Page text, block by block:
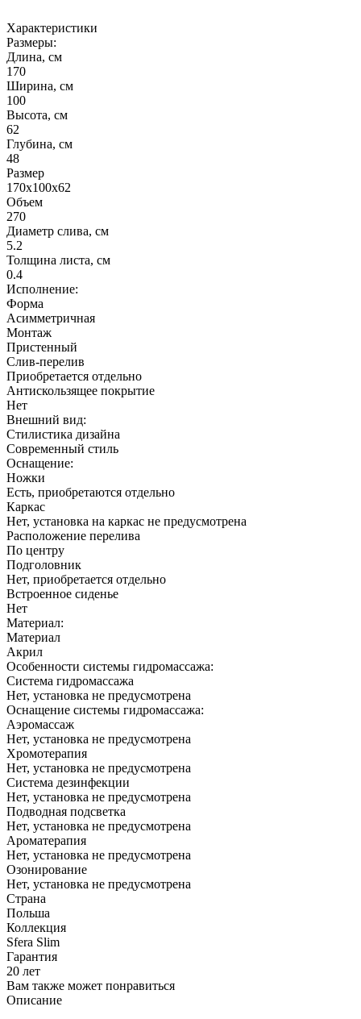
Характеристики
Размеры:
Длина, см
170
Ширина, см
100
Высота, см
62
Глубина, см
48
Размер
170х100х62
Объем
270
Диаметр слива, см
5.2
Толщина листа, см
0.4
Исполнение:
Форма
Асимметричная
Монтаж
Пристенный
Слив-перелив
Приобретается отдельно
Антискользящее покрытие
Нет
Внешний вид:
Стилистика дизайна
Современный стиль
Оснащение:
Ножки
Есть, приобретаются отдельно
Каркас
Нет, установка на каркас не предусмотрена
Расположение перелива
По центру
Подголовник
Нет, приобретается отдельно
Встроенное сиденье
Нет
Материал:
Материал
Акрил
Особенности системы гидромассажа:
Система гидромассажа
Нет, установка не предусмотрена
Оснащение системы гидромассажа:
Аэромассаж
Нет, установка не предусмотрена
Хромотерапия
Нет, установка не предусмотрена
Система дезинфекции
Нет, установка не предусмотрена
Подводная подсветка
Нет, установка не предусмотрена
Ароматерапия
Нет, установка не предусмотрена
Озонирование
Нет, установка не предусмотрена
Страна
Польша
Коллекция
Sfera Slim
Гарантия
20 лет
Вам также может понравиться
Описание